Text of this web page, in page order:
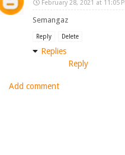
February 28, 2021 at 11:05
Semangaz
Reply Delete
Replies
Reply
Add comment